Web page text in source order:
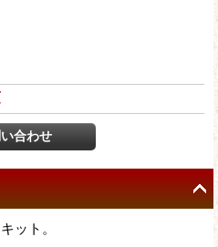
ット。